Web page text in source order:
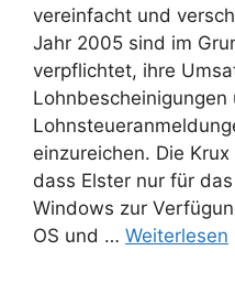
vereinfacht und
Jahr 2005 sind im
verpflichtet, ihre
Lohnbescheinigungen
einzureichen. Die
dass Elster nur für
Windows zur
OS und … Weiterlesen